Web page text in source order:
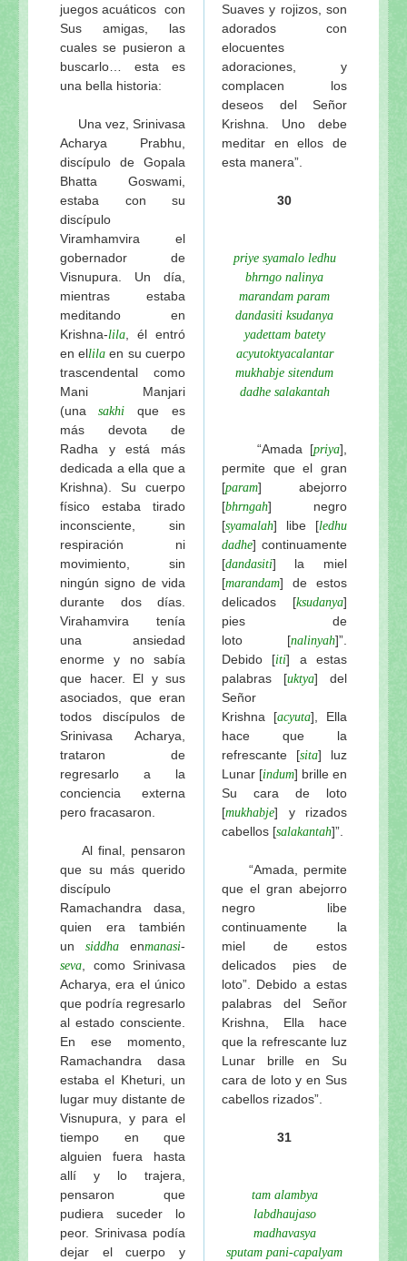
juegos acuáticos con
Sus amigas, las
cuales se pusieron a
buscarlo… esta es
una bella historia:
Una vez, Srinivasa
Acharya Prabhu,
discípulo de Gopala
Bhatta Goswami,
estaba con su
discípulo
Viramhamvira el
gobernador de
Visnupura. Un día,
mientras estaba
meditando en
Krishna-lila , él entró
en ellila en su cuerpo
trascendental como
Mani Manjari
(una sakhi que es
más devota de
Radha y está más
dedicada a ella que a
Krishna). Su cuerpo
físico estaba tirado
inconsciente, sin
respiración ni
movimiento, sin
ningún signo de vida
durante dos días.
Virahamvira tenía
una ansiedad
enorme y no sabía
que hacer. El y sus
asociados, que eran
todos discípulos de
Srinivasa Acharya,
trataron de
regresarlo a la
conciencia externa
pero fracasaron.
Al final, pensaron
que su más querido
discípulo
Ramachandra dasa,
quien era también
un siddha enmanasi-
seva , como Srinivasa
Acharya, era el único
que podría regresarlo
al estado consciente.
En ese momento,
Ramachandra dasa
estaba el Kheturi, un
lugar muy distante de
Visnupura, y para el
tiempo en que
alguien fuera hasta
allí y lo trajera,
pensaron que
pudiera suceder lo
peor. Srinivasa podía
dejar el cuerpo y
Suaves y rojizos, son
adorados con
elocuentes
adoraciones, y
complacen los
deseos del Señor
Krishna. Uno debe
meditar en ellos de
esta manera”.
30
priye syamalo ledhu
bhrngo nalinya
marandam param
dandasiti ksudanya
yadettam batety
acyutoktyacalantar
mukhabje sitendum
dadhe salakantah
“Amada [priya],
permite que el gran
[param] abejorro
[bhrngah] negro
[syamalah] libe [ledhu
dadhe] continuamente
[dandasiti]
la miel
[marandam] de estos
delicados [ksudanya]
pies de
loto
[nalinyah]”.
Debido [iti] a estas
palabras [uktya] del
Señor
Krishna
[acyuta], Ella
hace que la
refrescante [sita] luz
Lunar [indum] brille en
Su cara de loto
[mukhabje] y rizados
cabellos [salakantah]”.
“Amada, permite
que el gran abejorro
negro libe
continuamente la
miel de estos
delicados pies de
loto”. Debido a estas
palabras del Señor
Krishna, Ella hace
que la refrescante luz
Lunar brille en Su
cara de loto y en Sus
cabellos rizados”.
31
tam alambya
labdhaujaso
madhavasya
sputam pani-capalyam